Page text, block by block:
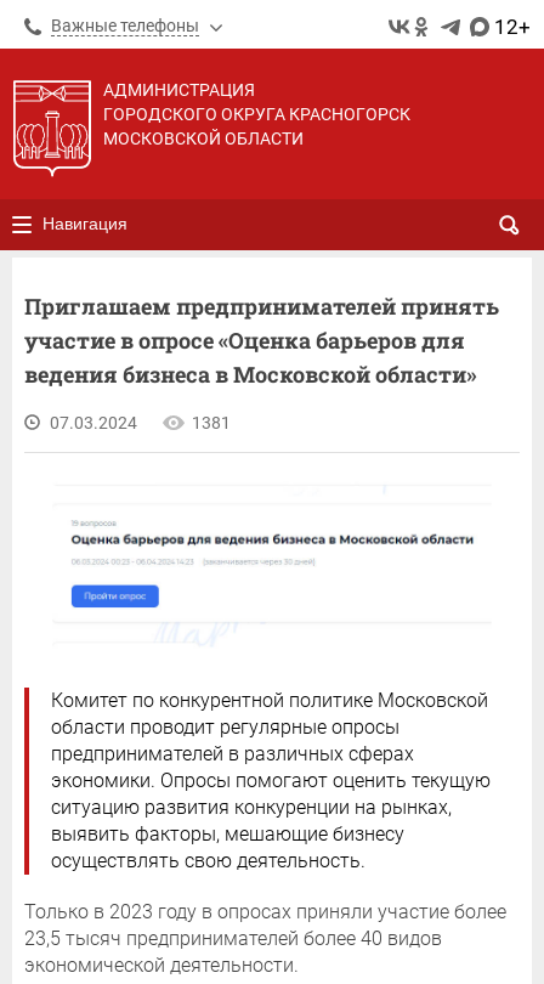
Важные телефоны 12+
АДМИНИСТРАЦИЯ
ГОРОДСКОГО ОКРУГА КРАСНОГОРСК
МОСКОВСКОЙ ОБЛАСТИ
Навигация
Приглашаем предпринимателей принять
участие в опросе «Оценка барьеров для
ведения бизнеса в Московской области»
07.03.2024 1381
Комитет по конкурентной политике Московской
области проводит регулярные опросы
предпринимателей в различных сферах
экономики. Опросы помогают оценить текущую
ситуацию развития конкуренции на рынках,
выявить факторы, мешающие бизнесу
осуществлять свою деятельность.
Только в 2023 году в опросах приняли участие более
23,5 тысяч предпринимателей более 40 видов
экономической деятельности.